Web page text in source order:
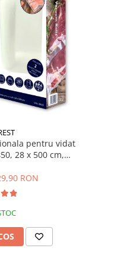
pentru vidat
28 x 500 cm,
spalat, fara BPA,
RON